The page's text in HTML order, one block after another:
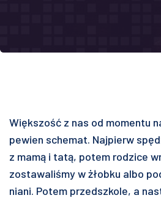
Większość z nas od momentu
pewien schemat. Najpierw
z mamą i tatą, potem rodzice
zostawaliśmy w żłobku albo
niani. Potem przedszkole, a